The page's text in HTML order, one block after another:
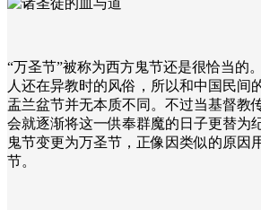
“万圣节”被称为西方鬼节还是很恰当的
人还在异教时的风俗，所以和中国民间
盂兰盆节并无本质不同。不过当基督教
会就逐渐将这一供奉群魔的日子更替为
鬼节变更为万圣节，正像因类似的原因
节。